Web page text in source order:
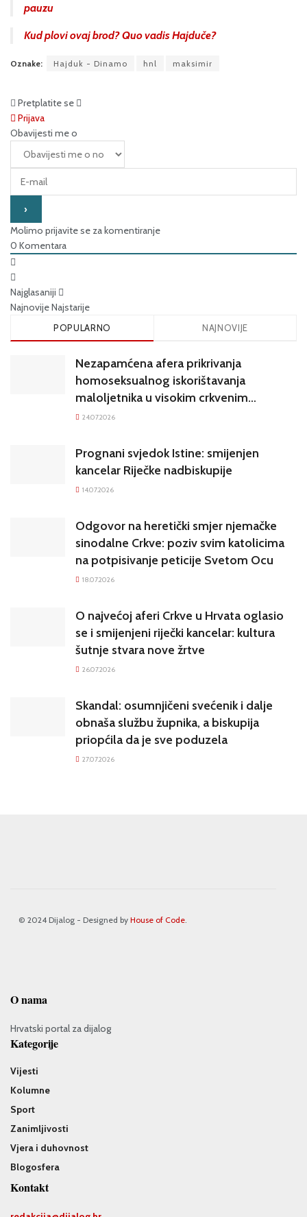
pauzu
Kud plovi ovaj brod? Quo vadis Hajduče?
Oznake: Hajduk - Dinamo hnl maksimir
Pretplatite se
Prijava
Obavijesti me o
Molimo prijavite se za komentiranje
0 Komentara
Najglasaniji
NajnovijeNajstarije
POPULARNO NAJNOVIJE
Nezapamćena afera prikrivanja
homoseksualnog iskorištavanja
maloljetnika u visokim crkvenim
krugovima potresa Hrvatsku
24.07.2026
Prognani svjedok Istine: smijenjen
kancelar Riječke nadbiskupije
14.07.2026
Odgovor na heretički smjer njemačke
sinodalne Crkve: poziv svim katolicima
na potpisivanje peticije Svetom Ocu
18.07.2026
O najvećoj aferi Crkve u Hrvata oglasio
se i smijenjeni riječki kancelar: kultura
šutnje stvara nove žrtve
26.07.2026
Skandal: osumnjičeni svećenik i dalje
obnaša službu župnika, a biskupija
priopćila da je sve poduzela
27.07.2026
© 2024 Dijalog - Designed by House of Code
O nama
Hrvatski portal za dijalog
Kategorije
Vijesti
Kolumne
Sport
Zanimljivosti
Vjera i duhovnost
Blogosfera
Kontakt